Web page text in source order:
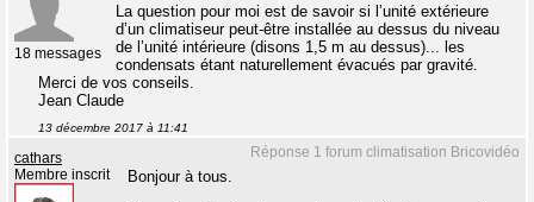
18 messages
La question pour moi est de savoir si l’unité extérieure
d’un climatiseur peut-être installée au dessus du niveau
de l’unité intérieure (disons 1,5 m au dessus)... les
condensats étant naturellement évacués par gravité.
Merci de vos conseils.
Jean Claude
13 décembre 2017 à 11:41
Réponse 1 forum climatisation Bricovidéo
cathars
Membre inscrit
Bonjour à tous.